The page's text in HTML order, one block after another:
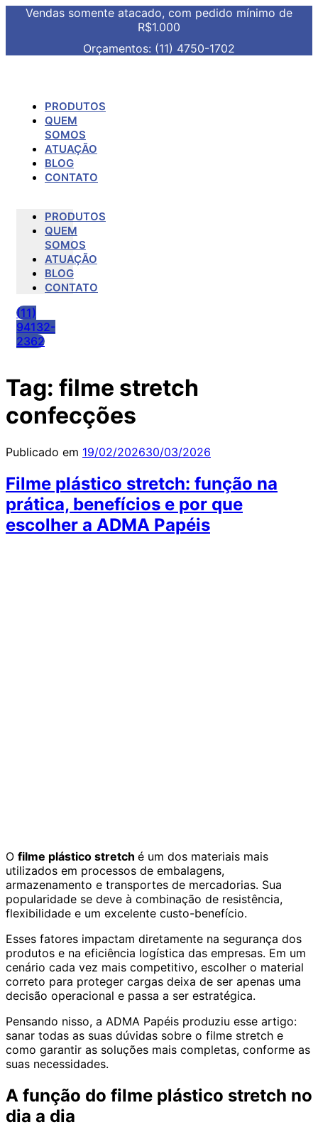
Vendas somente atacado, com pedido mínimo de
R$1.000
Orçamentos: (11) 4750-1702
PRODUTOS
QUEM
SOMOS
ATUAÇÃO
BLOG
CONTATO
PRODUTOS
QUEM
SOMOS
ATUAÇÃO
BLOG
CONTATO
(11)
94132-
2362
Tag: filme stretch
confecções
Publicado em 19/02/202630/03/2026
Filme plástico stretch: função na
prática, benefícios e por que
escolher a ADMA Papéis
O filme plástico stretch é um dos materiais mais
utilizados em processos de embalagens,
armazenamento e transportes de mercadorias. Sua
popularidade se deve à combinação de resistência,
flexibilidade e um excelente custo-benefício.
Esses fatores impactam diretamente na segurança dos
produtos e na eficiência logística das empresas. Em um
cenário cada vez mais competitivo, escolher o material
correto para proteger cargas deixa de ser apenas uma
decisão operacional e passa a ser estratégica.
Pensando nisso, a ADMA Papéis produziu esse artigo:
sanar todas as suas dúvidas sobre o filme stretch e
como garantir as soluções mais completas, conforme as
suas necessidades.
A função do filme plástico stretch no
dia a dia